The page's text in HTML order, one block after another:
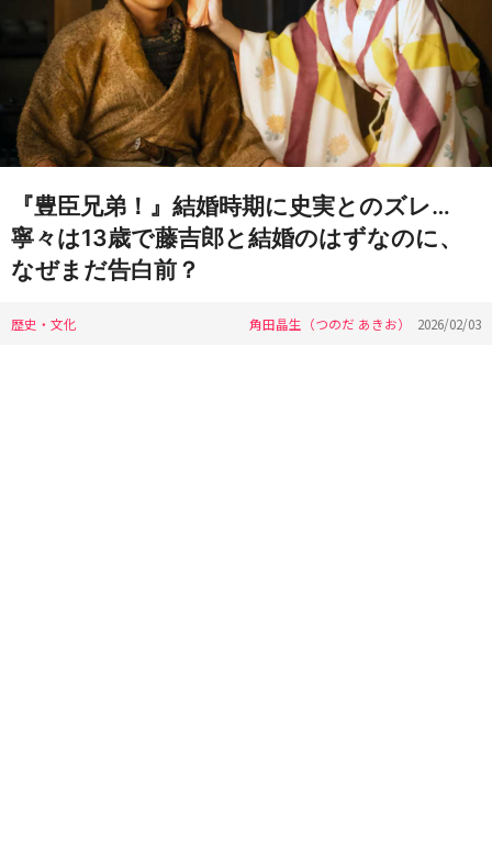
『豊臣兄弟！』結婚時期に史実とのズレ…
寧々は13歳で藤吉郎と結婚のはずなのに、
なぜまだ告白前？
歴史・文化 角田晶生（つのだ あきお） 2026/02/03